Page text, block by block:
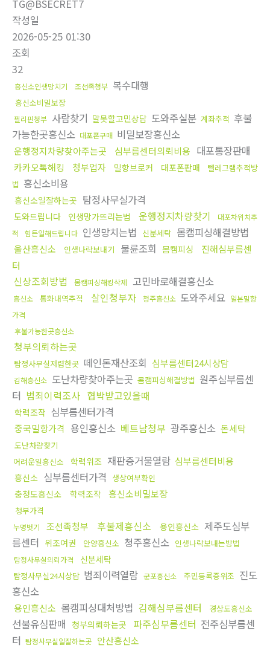
TG@BSECRET7
작성일
2026-05-25 01:30
조회
32
흥신소인생망치기 조선족청부 복수대행
흥신소비밀보장
필리핀청부 사람찾기 말못할고민상담 도와주실분 계좌추적 후불
가능한곳흥신소 대포폰구매 비밀보장흥신소
운행정지차량찾아주는곳 심부름센터의뢰비용 대포통장판매
카카오톡해킹 청부업자 밀항브로커 대포폰판매
텔레그램추적방
법 흥신소비용
흥신소일잘하는곳 탐정사무실가격
도와드립니다 인생망가뜨리는법 운행정지차량찾기
대포차위치추
적
힘든일해드립니다 인생망치는법 신분세탁 몸캠피싱해결방법
울산흥신소 인생나락보내기 불륜조회 몸캠피싱
진해심부름센
터
신상조회방법 몸캠피싱해킹삭제 고민바로해결흥신소
흥신소 통화내역추적 살인청부자 청주흥신소 도와주세요 일본밀항
가격
후불가능한곳흥신소
청부의뢰하는곳
탐정사무실저렴한곳 떼인돈재산조회 심부름센터24시상담
김해흥신소 도난차량찾아주는곳 몸캠피싱해결방법 원주심부름센
터 범죄이력조사 협박받고있을때
학력조작 심부름센터가격
중국밀항가격 용인흥신소 베트남청부 광주흥신소 돈세탁
도난차량찾기
어려운일흥신소
학력위조 재판증거물열람 심부름센터비용
흥신소 심부름센터가격 생상여부확인
충청도흥신소 학력조작 흥신소비밀보장
청부가격
누명벗기 조선족청부 후불제흥신소 용인흥신소 제주도심부
름센터 위조여권 안양흥신소 청주흥신소 인생나락보내는방법
탐정사무실의뢰가격 신분세탁
탐정사무실24시상담 범죄이력열람 군포흥신소 주민등록증위조 진도
흥신소
용인흥신소 몸캠피싱대처방법 김해심부름센터 경상도흥신소
선불유심판매 청부의뢰하는곳 파주심부름센터 전주심부름센
터 탐정사무실일잘하는곳 안산흥신소